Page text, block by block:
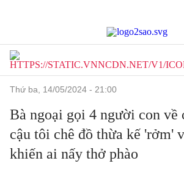
thứ ba, 14/05/2024 - 21:00
Bà ngoại gọi 4 người con về
cậu tôi chê đồ thừa kế 'rởm'
khiến ai nấy thở phào